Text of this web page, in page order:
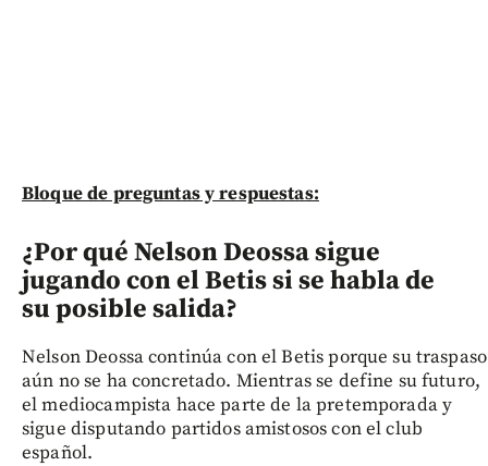
Bloque de preguntas y respuestas:
¿Por qué Nelson Deossa sigue
jugando con el Betis si se habla de
su posible salida?
Nelson Deossa continúa con el Betis porque su traspaso
aún no se ha concretado. Mientras se define su futuro,
el mediocampista hace parte de la pretemporada y
sigue disputando partidos amistosos con el club
español.